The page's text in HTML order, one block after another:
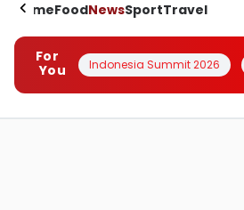
HomeFoodNewsSportTravel
For
You
Indonesia Summit 2026